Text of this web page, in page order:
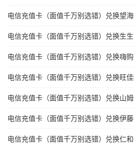
电信充值卡（面值千万别选错）兑换望
电信充值卡（面值千万别选错）兑换生
电信充值卡（面值千万别选错）兑换嗨
电信充值卡（面值千万别选错）兑换旺
电信充值卡（面值千万别选错）兑换山
电信充值卡（面值千万别选错）兑换伊
电信充值卡（面值千万别选错）兑换仁